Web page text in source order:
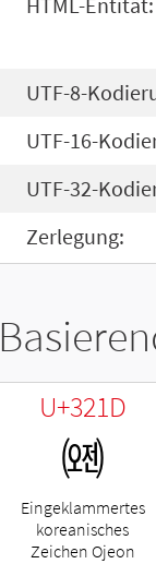
UTF-8-
UTF-16-
UTF-32-
Zerlegung:
U+321D
㈝
Eingeklammertes
koreanisches
Zeichen Ojeon